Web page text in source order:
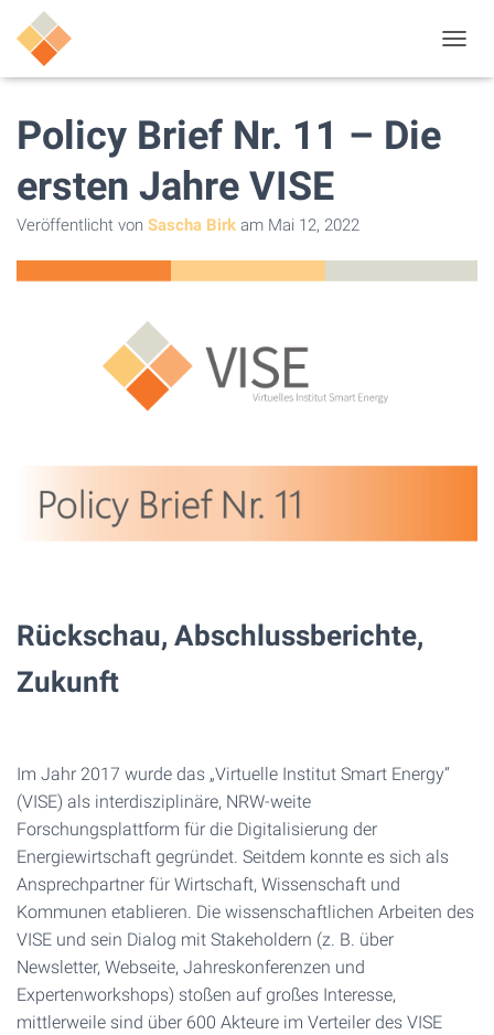
A
U
M
Policy Brief Nr. 11 – Die
ersten Jahre VISE
Veröffentlicht von Sascha Birk am Mai 12, 2022
Rückschau, Abschlussberichte,
Zukunft
Im Jahr 2017 wurde das „Virtuelle Institut Smart Energy“
(VISE) als interdisziplinäre, NRW-weite
Forschungsplattform für die Digitalisierung der
Energiewirtschaft gegründet. Seitdem konnte es sich als
Ansprechpartner für Wirtschaft, Wissenschaft und
Kommunen etablieren. Die wissenschaftlichen Arbeiten des
VISE und sein Dialog mit Stakeholdern (z. B. über
Newsletter, Webseite, Jahreskonferenzen und
Expertenworkshops) stoßen auf großes Interesse,
mittlerweile sind über 600 Akteure im Verteiler des VISE